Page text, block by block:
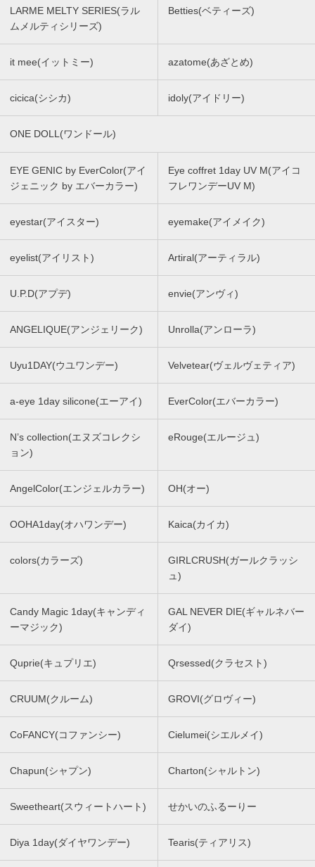
LARME MELTY SERIES(ラル
ムメルティシリーズ)
Betties(ベティーズ)
it mee(イットミー) azatome(あざとめ)
cicica(シシカ) idoly(アイドリー)
ONE DOLL(ワンドール)
EYE GENIC by EverColor(アイ
ジェニック by エバーカラー)
Eye coffret 1day UV M(アイコ
フレワンデーUV M)
eyestar(アイスター) eyemake(アイメイク)
eyelist(アイリスト) Artiral(アーティラル)
U.P.D(アプデ) envie(アンヴィ)
ANGELIQUE(アンジェリーク) Unrolla(アンローラ)
Uyu1DAY(ウユワンデー) Velvetear(ヴェルヴェティア)
a-eye 1day silicone(エーアイ) EverColor(エバーカラー)
N’s collection(エヌズコレクシ
ョン)
eRouge(エルージュ)
AngelColor(エンジェルカラー) OH(オー)
OOHA1day(オハワンデー) Kaica(カイカ)
colors(カラーズ)
GIRLCRUSH(ガールクラッシ
ュ)
Candy Magic 1day(キャンディ
ーマジック)
GAL NEVER DIE(ギャルネバー
ダイ)
Quprie(キュプリエ) Qrsessed(クラセスト)
CRUUM(クルーム) GROVI(グロヴィー)
CoFANCY(コファンシー) Cielumei(シエルメイ)
Chapun(シャプン) Charton(シャルトン)
Sweetheart(スウィートハート) せかいのふるーりー
Diya 1day(ダイヤワンデー) Tearis(ティアリス)